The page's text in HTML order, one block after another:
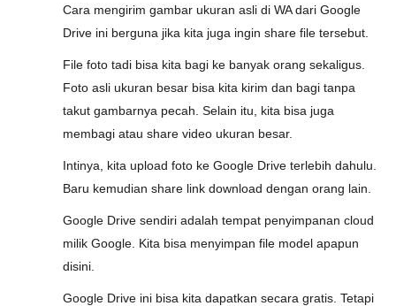
Cara mengirim gambar ukuran asli di WA dari Google
Drive ini berguna jika kita juga ingin share file tersebut.
File foto tadi bisa kita bagi ke banyak orang sekaligus.
Foto asli ukuran besar bisa kita kirim dan bagi tanpa
takut gambarnya pecah. Selain itu, kita bisa juga
membagi atau share video ukuran besar.
Intinya, kita upload foto ke Google Drive terlebih dahulu.
Baru kemudian share link download dengan orang lain.
Google Drive sendiri adalah tempat penyimpanan cloud
milik Google. Kita bisa menyimpan file model apapun
disini.
Google Drive ini bisa kita dapatkan secara gratis. Tetapi